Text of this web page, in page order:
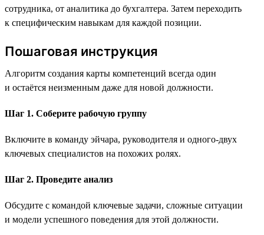
сотрудника, от аналитика до бухгалтера. Затем переходить
к специфическим навыкам для каждой позиции.
Пошаговая инструкция
Алгоритм создания карты компетенций всегда один
и остаётся неизменным даже для новой должности.
Шаг 1. Соберите рабочую группу
Включите в команду эйчара, руководителя и одного-двух
ключевых специалистов на похожих ролях.
Шаг 2. Проведите анализ
Обсудите с командой ключевые задачи, сложные ситуации
и модели успешного поведения для этой должности.